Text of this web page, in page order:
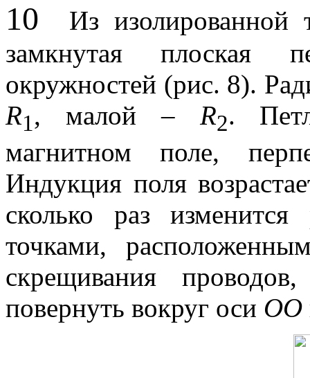
10 Из изолированной
замкнутая плоская
окружностей (рис. 8).
R1, малой – R2.
магнитном поле,
Индукция поля
сколько раз
точками,
скрещивания
повернуть вокруг оси ОО